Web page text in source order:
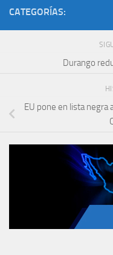
CATEGORÍAS:
Durango
EU pone en lista negra